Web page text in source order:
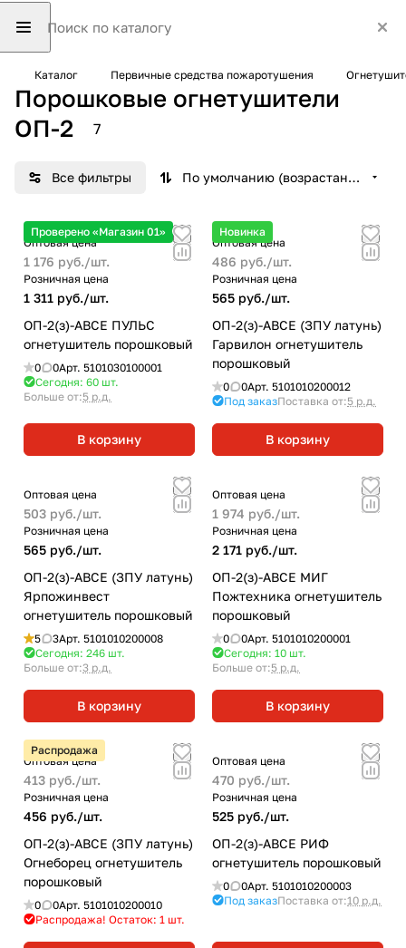
Каталог Первичные средства пожаротушения
Порошковые огнетушители
ОП-2
7
Все фильтры По умолчанию (возрастание)
Проверено «Магазин 01»
Оптовая цена
1 176 руб./шт.
Розничная цена
1 311 руб./шт.
ОП-2(з)-ABCE ПУЛЬС
огнетушитель порошковый
0 0Арт. 5101030100001
Сегодня: 60 шт.
Больше от:5 р.д.
В корзину
Новинка
Оптовая цена
486 руб./шт.
Розничная цена
565 руб./шт.
ОП-2(з)-ABCE (ЗПУ латунь)
Гарвилон огнетушитель
порошковый
0 0Арт. 5101010200012
Под заказПоставка от:5 р.д.
В корзину
Оптовая цена
503 руб./шт.
Розничная цена
565 руб./шт.
ОП-2(з)-ABCE (ЗПУ латунь)
Ярпожинвест
огнетушитель порошковый
5 3Арт. 5101010200008
Сегодня: 246 шт.
Больше от:3 р.д.
В корзину
Оптовая цена
1 974 руб./шт.
Розничная цена
2 171 руб./шт.
ОП-2(з)-ABCE МИГ
Пожтехника огнетушитель
порошковый
0 0Арт. 5101010200001
Сегодня: 10 шт.
Больше от:5 р.д.
В корзину
Распродажа
Оптовая цена
413 руб./шт.
Розничная цена
456 руб./шт.
ОП-2(з)-ABCE (ЗПУ латунь)
Огнеборец огнетушитель
порошковый
0 0Арт. 5101010200010
Распродажа! Остаток: 1 шт.
Оптовая цена
470 руб./шт.
Розничная цена
525 руб./шт.
ОП-2(з)-ABCE РИФ
огнетушитель порошковый
0 0Арт. 5101010200003
Под заказПоставка от:10 р.д.